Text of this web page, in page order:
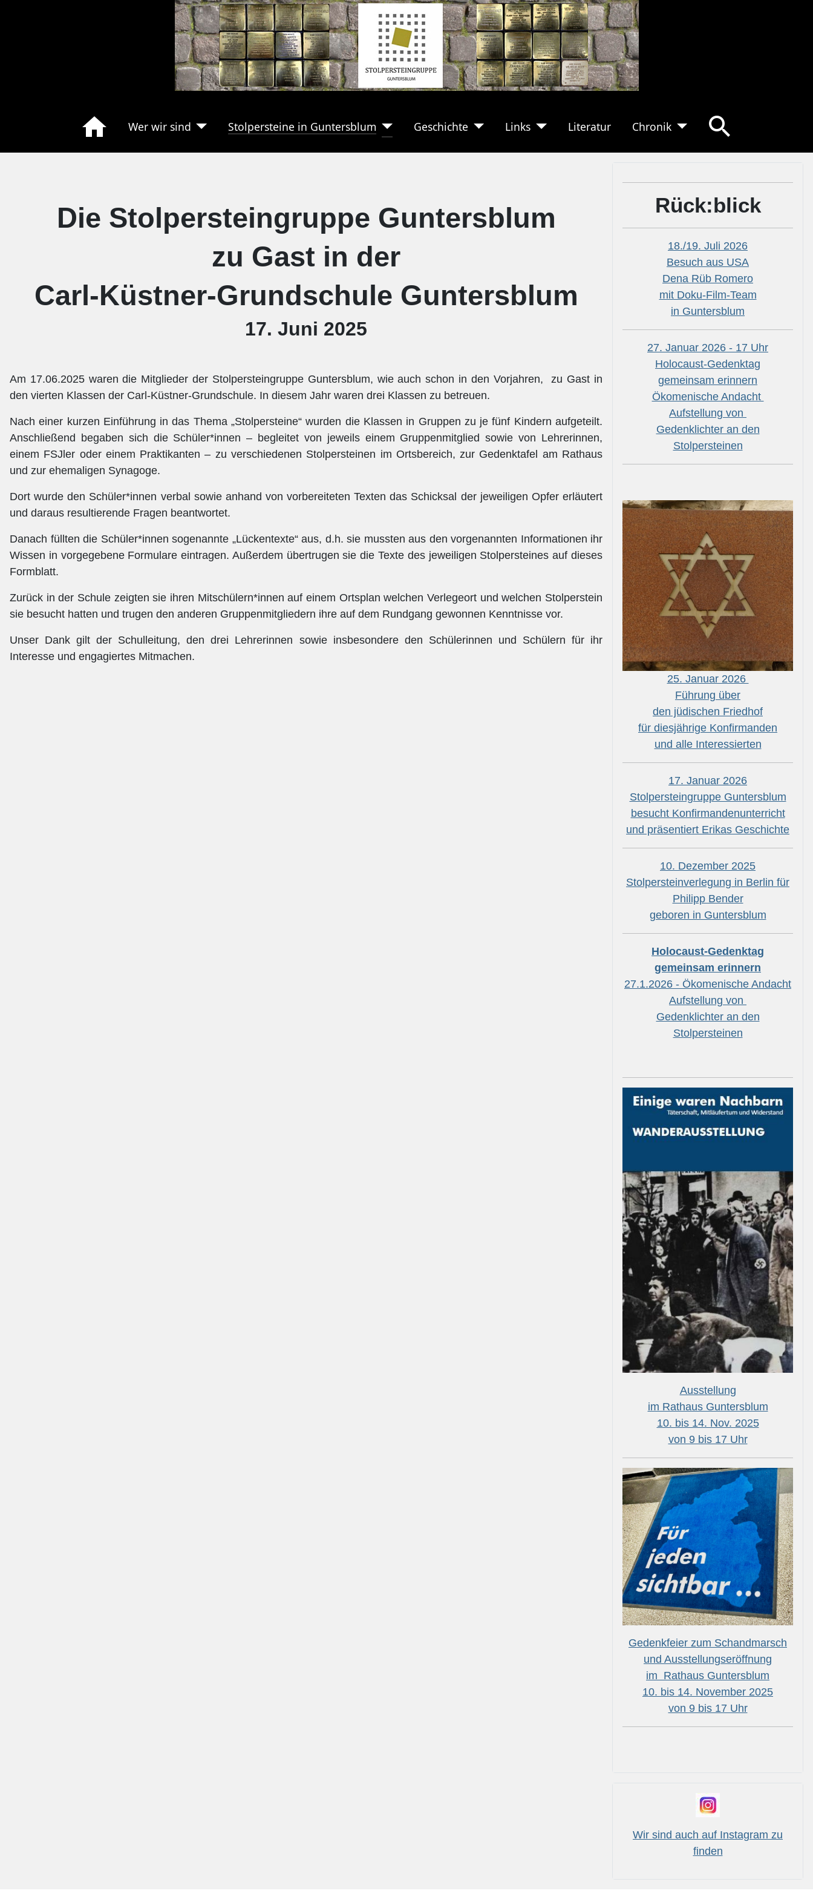
Wer wir sind Stolpersteine in Guntersblum Geschichte Links Literatur Chronik
Die Stolpersteingruppe Guntersblum
zu Gast in der
Carl-Küstner-Grundschule Guntersblum
17. Juni 2025
Am 17.06.2025 waren die Mitglieder der Stolpersteingruppe Guntersblum, wie auch schon in den Vorjahren,
zu Gast in
den vierten Klassen der Carl-Küstner-Grundschule. In diesem Jahr waren drei Klassen zu betreuen.
Nach einer kurzen Einführung in das Thema „Stolpersteine“ wurden die Klassen in Gruppen zu je fünf Kindern aufgeteilt.
Anschließend begaben sich die Schüler*innen – begleitet von jeweils einem Gruppenmitglied sowie von Lehrerinnen,
einem FSJler oder einem Praktikanten – zu verschiedenen Stolpersteinen im Ortsbereich, zur Gedenktafel am Rathaus
und zur ehemaligen Synagoge.
Dort wurde den Schüler*innen verbal sowie anhand von vorbereiteten Texten das Schicksal der jeweiligen Opfer erläutert
und daraus resultierende Fragen beantwortet.
Danach füllten die Schüler*innen sogenannte „Lückentexte“ aus, d.h. sie mussten aus den vorgenannten Informationen ihr
Wissen in vorgegebene Formulare eintragen. Außerdem übertrugen sie die Texte des jeweiligen Stolpersteines auf dieses
Formblatt.
Zurück in der Schule zeigten sie ihren Mitschülern*innen auf einem Ortsplan welchen Verlegeort und welchen Stolperstein
sie besucht hatten und trugen den anderen Gruppenmitgliedern ihre auf dem Rundgang gewonnen Kenntnisse vor.
Unser Dank gilt der Schulleitung, den drei Lehrerinnen sowie insbesondere den Schülerinnen und Schülern für ihr
Interesse und engagiertes Mitmachen.
Rück:blick
18./19. Juli 2026
Besuch aus USA
Dena Rüb Romero
mit Doku-Film-Team
in Guntersblum
27. Januar 2026 - 17 Uhr
Holocaust-Gedenktag
gemeinsam erinnern
Ökomenische Andacht
Aufstellung von
Gedenklichter an den
Stolpersteinen
25. Januar 2026
Führung über
den jüdischen Friedhof
für diesjährige Konfirmanden
und alle Interessierten
17. Januar 2026
Stolpersteingruppe Guntersblum
besucht Konfirmandenunterricht
und präsentiert Erikas Geschichte
10. Dezember 2025
Stolpersteinverlegung in Berlin für
Philipp Bender
geboren in Guntersblum
Holocaust-Gedenktag
gemeinsam erinnern
27.1.2026 - Ökomenische Andacht
Aufstellung von
Gedenklichter an den
Stolpersteinen
Ausstellung
im Rathaus Guntersblum
10. bis 14. Nov. 2025
von 9 bis 17 Uhr
Gedenkfeier zum Schandmarsch
und Ausstellungseröffnung
im Rathaus Guntersblum
10. bis 14. November 2025
von 9 bis 17 Uhr
Wir sind auch auf Instagram zu
finden